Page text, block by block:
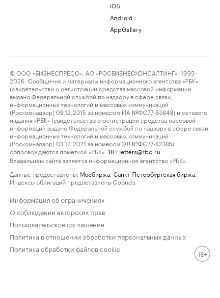
iOS
Android
AppGallery
© ООО «БИЗНЕСПРЕСС», АО «РОСБИЗНЕСКОНСАЛТИНГ», 1995–
2026. Сообщения и материалы информационного агентства «РБК»
(свидетельство о регистрации средства массовой информации
выдано Федеральной службой по надзору в сфере связи,
информационных технологий и массовых коммуникаций
(Роскомнадзор) 09.12.2015 за номером ИА №ФС77-63848) и сетевого
издания «РБК» (свидетельство о регистрации средства массовой
информации выдано Федеральной службой по надзору в сфере связи,
информационных технологий и массовых коммуникаций
(Роскомнадзор) 03.12.2021 за номером ЭЛ №ФС77-82385)
сопровождаются пометкой «РБК».
18+ letters@rbc.ru
Владельцем сайта является информационное агентство «РБК».
Данные предоставлены: Мосбиржа Санкт-Петербургская биржа
Индексы облигаций предоставлены Cbonds.
Информация об ограничениях
О соблюдении авторских прав
Пользовательское соглашение
Политика в отношении обработки персональных данных
Политика обработки файлов cookie
18+